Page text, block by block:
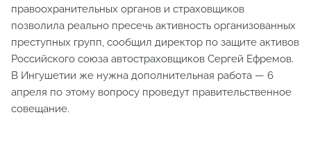
правоохранительных органов и страховщиков
позволила реально пресечь активность организованных
преступных групп, сообщил директор по защите активов
Российского союза автостраховщиков Сергей Ефремов.
В Ингушетии же нужна дополнительная работа — 6
апреля по этому вопросу проведут правительственное
совещание.